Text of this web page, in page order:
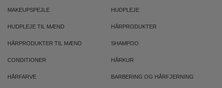
MAKEUPSPEJLE HUDPLEJE
HUDPLEJE TIL MÆND HÅRPRODUKTER
HÅRPRODUKTER TIL MÆND SHAMPOO
CONDITIONER HÅRKUR
HÅRFARVE BARBERING OG HÅRFJERNING